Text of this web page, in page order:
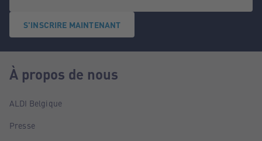
S'INSCRIRE MAINTENANT
À propos de nous
ALDI Belgique
Presse